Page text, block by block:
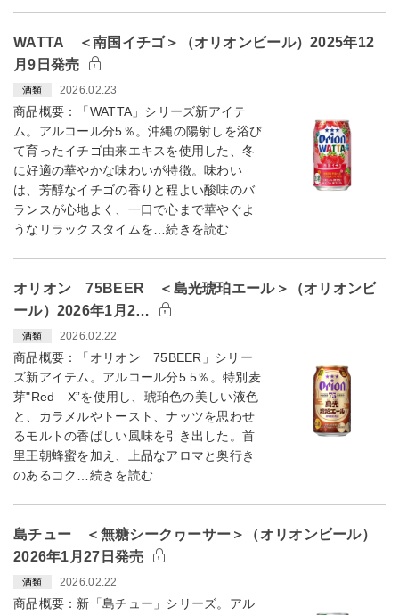
WATTA ＜南国イチゴ＞（オリオンビール）2025年12
月9日発売
酒類 2026.02.23
商品概要：「WATTA」シリーズ新アイテ
ム。アルコール分5％。沖縄の陽射しを浴び
て育ったイチゴ由来エキスを使用した、冬
に好適の華やかな味わいが特徴。味わい
は、芳醇なイチゴの香りと程よい酸味のバ
ランスが心地よく、一口で心まで華やぐよ
うなリラックスタイムを…続きを読む
オリオン 75BEER ＜島光琥珀エール＞（オリオンビ
ール）2026年1月2…
酒類 2026.02.22
商品概要：「オリオン 75BEER」シリー
ズ新アイテム。アルコール分5.5％。特別麦
芽"Red X”を使用し、琥珀色の美しい液色
と、カラメルやトースト、ナッツを思わせ
るモルトの香ばしい風味を引き出した。首
里王朝蜂蜜を加え、上品なアロマと奥行き
のあるコク…続きを読む
島チュー ＜無糖シークヮーサー＞（オリオンビール）
2026年1月27日発売
酒類 2026.02.22
商品概要：新「島チュー」シリーズ。アル